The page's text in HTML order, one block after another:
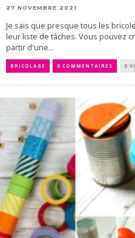
27 NOVEMBRE 2021
Je sais que presque tous les
leur liste de tâches. Vous pouvez
partir d'une...
BRICOLAGE 0 COMMENTAIRES 0